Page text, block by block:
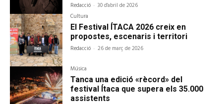
Redacció - 30 d'abril de 2026
Cultura
El Festival ÍTACA 2026 creix en
propostes, escenaris i territori
Redacció - 26 de març de 2026
Música
Tanca una edició «rècord» del
festival Ítaca que supera els 35.000
assistents